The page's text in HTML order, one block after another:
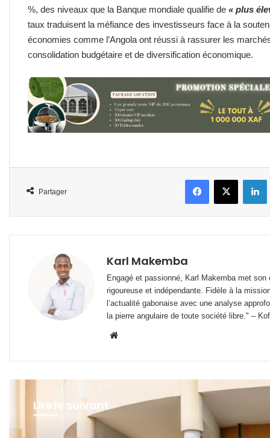
%, des niveaux que la Banque mondiale qualifie de « plus
taux traduisent la méfiance des investisseurs face à la
économies comme l’Angola ont réussi à rassurer les
consolidation budgétaire et de diversification économique.
Partager
FacebookX
Karl Makemba
Engagé et passionné, Karl Makemba met
rigoureuse et indépendante. Fidèle à la
l’actualité gabonaise avec une analyse
la pierre angulaire de toute société libre." –
Lire le suivant